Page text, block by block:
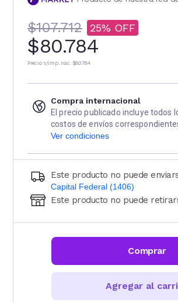
$107.712 25
$80.784
Precio s/imp. nac. $80.784
Compra internacional
El precio publicado incluye todos
costos de envíos
Ver condiciones
Este producto no puede
Capital Federal (1406)
Ingresá código postal (sólo
Este producto no puede
Comprar
Agregar al